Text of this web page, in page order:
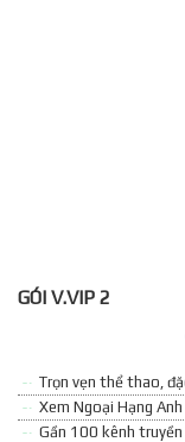
GÓI V.VIP 2
Trọn vẹn thể thao,
Xem Ngoại Hạng
Gần 100 kênh